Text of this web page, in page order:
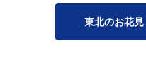
東北のお花